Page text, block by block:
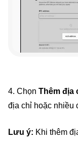
4. Chọn Thêm địa
địa chỉ hoặc nhiều
Lưu ý: Khi thêm